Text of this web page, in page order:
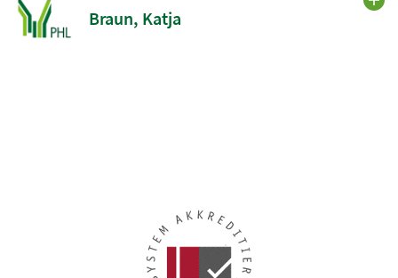
Braun, Katja